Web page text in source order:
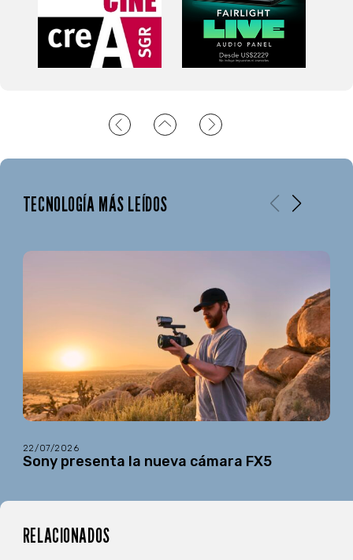
TECNOLOGÍA MÁS LEÍDOS
22/07/2026
Sony presenta la nueva cámara FX5
RELACIONADOS